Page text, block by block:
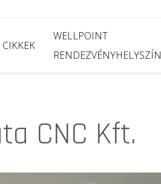
CIKKEK
WELLPOINT
RENDEZVÉNYHELYSZÍN
CNC Kft.